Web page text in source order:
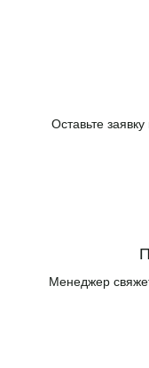
Оставьте
Менеджер